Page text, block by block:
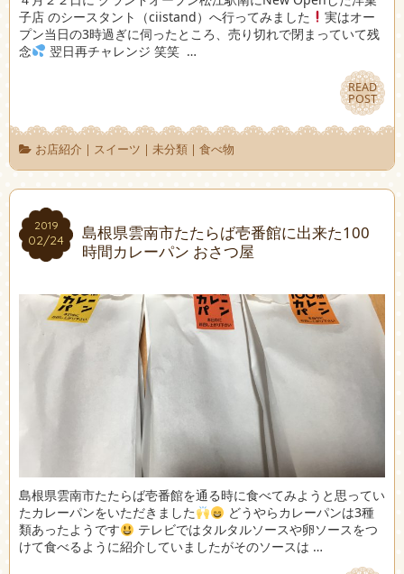
子店 のシースタント（ciistand）へ行ってみました
実はオー
プン当日の3時過ぎに伺ったところ、売り切れで閉まっていて残
念
翌日再チャレンジ 笑笑 …
READ
POST
READ
POST
お店紹介 | スイーツ | 未分類| 食べ物
2019
02/24
2019
02/24
島根県雲南市たたらば壱番館に出来た100
時間カレーパン おさつ屋
島根県雲南市たたらば壱番館を通る時に食べてみようと思ってい
たカレーパンをいただきました
どうやらカレーパンは3種
類あったようです
テレビではタルタルソースや卵ソースをつ
けて食べるように紹介していましたがそのソースは …